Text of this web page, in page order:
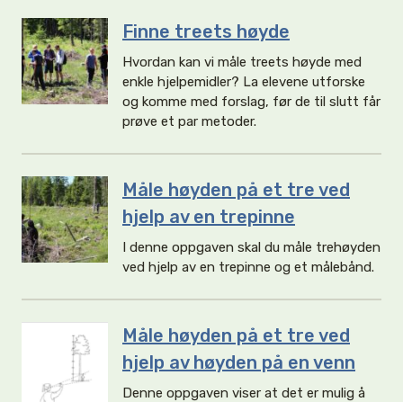
Finne treets høyde
Hvordan kan vi måle treets høyde med
enkle hjelpemidler? La elevene utforske
og komme med forslag, før de til slutt får
prøve et par metoder.
Måle høyden på et tre ved
hjelp av en trepinne
I denne oppgaven skal du måle trehøyden
ved hjelp av en trepinne og et målebånd.
Måle høyden på et tre ved
hjelp av høyden på en venn
Denne oppgaven viser at det er mulig å